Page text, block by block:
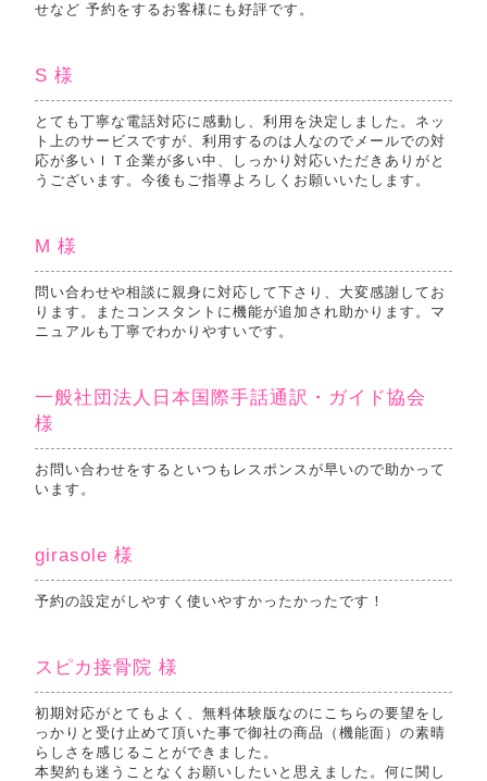
せなど 予約をするお客様にも好評です。
S 様
とても丁寧な電話対応に感動し、利用を決定しました。ネッ
ト上のサービスですが、利用するのは人なのでメールでの対
応が多いＩＴ企業が多い中、しっかり対応いただきありがと
うございます。今後もご指導よろしくお願いいたします。
M 様
問い合わせや相談に親身に対応して下さり、大変感謝してお
ります。またコンスタントに機能が追加され助かります。マ
ニュアルも丁寧でわかりやすいです。
一般社団法人日本国際手話通訳・ガイド協会
様
お問い合わせをするといつもレスポンスが早いので助かって
います。
girasole 様
予約の設定がしやすく使いやすかったかったです！
スピカ接骨院 様
初期対応がとてもよく、無料体験版なのにこちらの要望をし
っかりと受け止めて頂いた事で御社の商品（機能面）の素晴
らしさを感じることができました。
本契約も迷うことなくお願いしたいと思えました。何に関し